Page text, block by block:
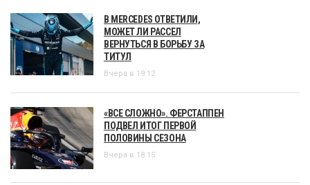
В MERCEDES ОТВЕТИЛИ,
МОЖЕТ ЛИ РАССЕЛ
ВЕРНУТЬСЯ В БОРЬБУ ЗА
ТИТУЛ
Вчера в 19:12
«ВСЕ СЛОЖНО». ФЕРСТАППЕН
ПОДВЕЛ ИТОГ ПЕРВОЙ
ПОЛОВИНЫ СЕЗОНА
Вчера в 18:15